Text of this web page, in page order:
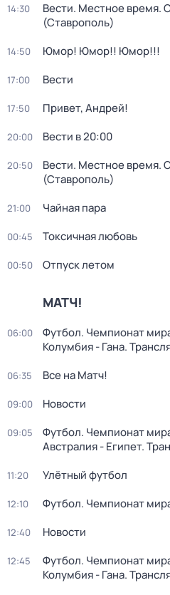
14:30
Вести. Местное время.
(Ставрополь)
14:50 Юмор! Юмор!! Юмор!!!
17:00 Вести
17:50 Привет, Андрей!
20:00 Вести в 20:00
20:50
Вести. Местное время.
(Ставрополь)
21:00 Чайная пара
00:45 Токсичная любовь
00:50 Отпуск летом
МАТЧ!
06:00
Футбол. Чемпионат
Колумбия - Гана.
06:35 Все на Матч!
09:00 Новости
09:05
Футбол. Чемпионат
Австралия - Египет.
11:20 Улётный футбол
12:10 Футбол. Чемпионат
12:40 Новости
12:45
Футбол. Чемпионат
Колумбия - Гана.